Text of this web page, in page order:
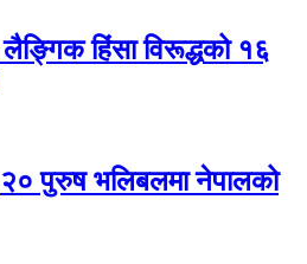
हिंसा विरूद्धको १६
२० पुरुष भलिबलमा नेपालको